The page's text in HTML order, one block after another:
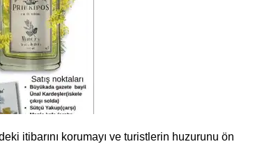
itibarını korumayı ve turistlerin huzurunu ön